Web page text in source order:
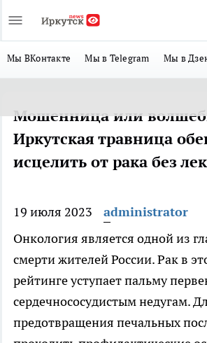
Мы ВКонтакте Мы в Telegram Мы в
Мошенница или
Иркутская травница
исцелить от рака без
19 июля 2023
administrator
Онкология является одной из
смерти жителей России. Рак в
рейтинге уступает пальму
сердечнососудистым недугам.
предотвращения печальных